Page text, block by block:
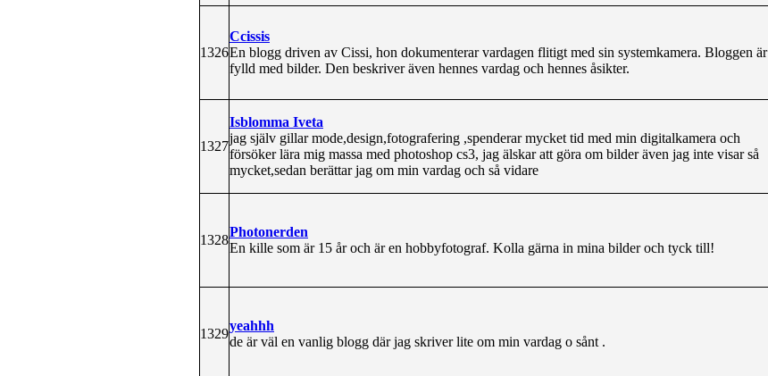
1326
Ccissis
En blogg driven av Cissi, hon dokumenterar vardagen flitigt med sin systemkamera. Bloggen är
fylld med bilder. Den beskriver även hennes vardag och hennes åsikter.
1327
Isblomma Iveta
jag själv gillar mode,design,fotografering ,spenderar mycket tid med min digitalkamera och
försöker lära mig massa med photoshop cs3, jag älskar att göra om bilder även jag inte visar så
mycket,sedan berättar jag om min vardag och så vidare
1328
Photonerden
En kille som är 15 år och är en hobbyfotograf. Kolla gärna in mina bilder och tyck till!
1329
yeahhh
de är väl en vanlig blogg där jag skriver lite om min vardag o sånt .